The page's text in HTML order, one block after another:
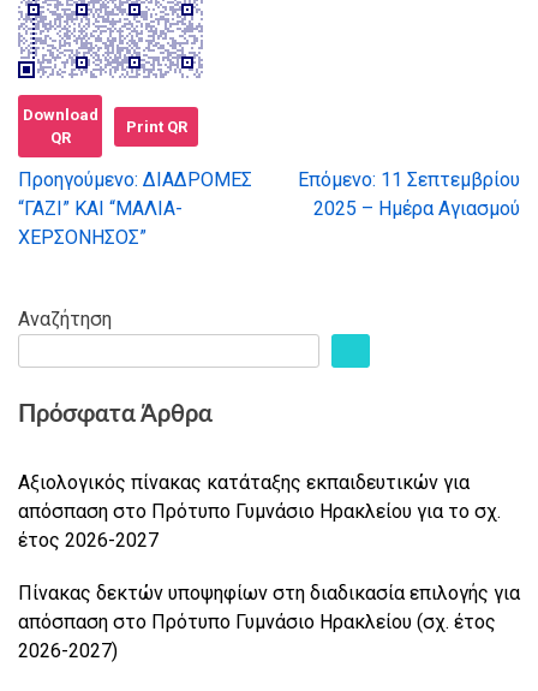
Download
QR
Print QR
Πλοήγηση
άρθρων
Προηγούμενο: ΔΙΑΔΡΟΜΕΣ
“ΓΑΖΙ” ΚΑΙ “ΜΑΛΙΑ-
ΧΕΡΣΟΝΗΣΟΣ”
Επόμενο: 11 Σεπτεμβρίου
2025 – Ημέρα Αγιασμού
Αναζήτηση
Πρόσφατα Άρθρα
Αξιολογικός πίνακας κατάταξης εκπαιδευτικών για
απόσπαση στο Πρότυπο Γυμνάσιο Ηρακλείου για το σχ.
έτος 2026-2027
Πίνακας δεκτών υποψηφίων στη διαδικασία επιλογής για
απόσπαση στο Πρότυπο Γυμνάσιο Ηρακλείου (σχ. έτος
2026-2027)